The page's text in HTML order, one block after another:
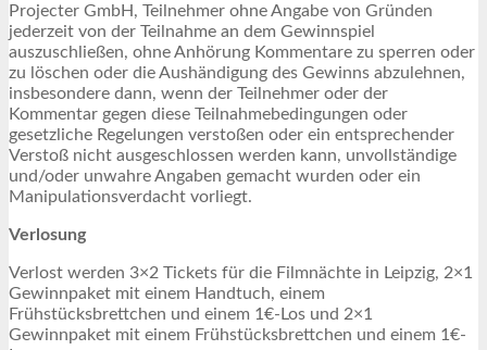
Projecter GmbH, Teilnehmer ohne Angabe von Gründen
jederzeit von der Teilnahme an dem Gewinnspiel
auszuschließen, ohne Anhörung Kommentare zu sperren oder
zu löschen oder die Aushändigung des Gewinns abzulehnen,
insbesondere dann, wenn der Teilnehmer oder der
Kommentar gegen diese Teilnahmebedingungen oder
gesetzliche Regelungen verstoßen oder ein entsprechender
Verstoß nicht ausgeschlossen werden kann, unvollständige
und/oder unwahre Angaben gemacht wurden oder ein
Manipulationsverdacht vorliegt.
Verlosung
Verlost werden 3×2 Tickets für die Filmnächte in Leipzig, 2×1
Gewinnpaket mit einem Handtuch, einem
Frühstücksbrettchen und einem 1€-Los und 2×1
Gewinnpaket mit einem Frühstücksbrettchen und einem 1€-